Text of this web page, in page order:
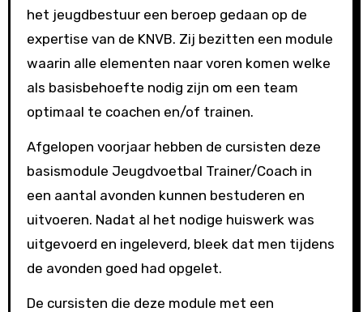
het jeugdbestuur een beroep gedaan op de
expertise van de KNVB. Zij bezitten een module
waarin alle elementen naar voren komen welke
als basisbehoefte nodig zijn om een team
optimaal te coachen en/of trainen.
Afgelopen voorjaar hebben de cursisten deze
basismodule Jeugdvoetbal Trainer/Coach in
een aantal avonden kunnen bestuderen en
uitvoeren. Nadat al het nodige huiswerk was
uitgevoerd en ingeleverd, bleek dat men tijdens
de avonden goed had opgelet.
De cursisten die deze module met een